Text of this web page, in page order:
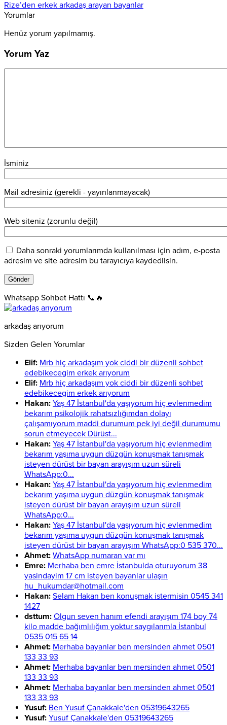
Rize’den erkek arkadaş arayan bayanlar
Yorumlar
Henüz yorum yapılmamış.
Yorum Yaz
İsminiz
Mail adresiniz (gerekli - yayınlanmayacak)
Web siteniz (zorunlu değil)
Daha sonraki yorumlarımda kullanılması için adım, e-posta
adresim ve site adresim bu tarayıcıya kaydedilsin.
Whatsapp Sohbet Hattı 📞🔥
arkadaş arıyorum
Sizden Gelen Yorumlar
Elif: Mrb hiç arkadaşım yok ciddi bir düzenli sohbet
edebikecegim erkek arıyorum
Elif: Mrb hiç arkadaşım yok ciddi bir düzenli sohbet
edebikecegim erkek arıyorum
Hakan: Yaş 47 İstanbul'da yaşıyorum hiç evlenmedim
bekarım psikolojik rahatsızlığımdan dolayı
çalışamıyorum maddi durumum pek iyi değil durumumu
sorun etmeyecek Dürüst...
Hakan: Yaş 47 İstanbul'da yaşıyorum hiç evlenmedim
bekarım yaşıma uygun düzgün konuşmak tanışmak
isteyen dürüst bir bayan arayışım uzun süreli
WhatsApp:0...
Hakan: Yaş 47 İstanbul'da yaşıyorum hiç evlenmedim
bekarım yaşıma uygun düzgün konuşmak tanışmak
isteyen dürüst bir bayan arayışım uzun süreli
WhatsApp:0...
Hakan: Yaş 47 İstanbul'da yaşıyorum hiç evlenmedim
bekarım yaşıma uygun düzgün konuşmak tanışmak
isteyen dürüst bir bayan arayışım WhatsApp:0 535 370...
Ahmet: WhatsApp numaran var mı
Emre: Merhaba ben emre İstanbulda oturuyorum 38
yasindayim 17 cm isteyen bayanlar ulaşın
hu_hukumdar@hotmail.com
Hakan: Selam Hakan ben konuşmak istermisin 0545 341
1427
dsttum: Olgun seven hanım efendi arayışım 174 boy 74
kilo madde bağımlılığım yoktur saygılarımla İstanbul
0535 015 65 14
Ahmet: Merhaba bayanlar ben mersinden ahmet 0501
133 33 93
Ahmet: Merhaba bayanlar ben mersinden ahmet 0501
133 33 93
Ahmet: Merhaba bayanlar ben mersinden ahmet 0501
133 33 93
Yusuf: Ben Yusuf Çanakkale'den 05319643265
Yusuf: Yusuf Çanakkale'den 05319643265